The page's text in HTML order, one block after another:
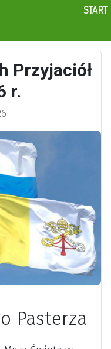
START
Przyjaciół
r.
Pasterza